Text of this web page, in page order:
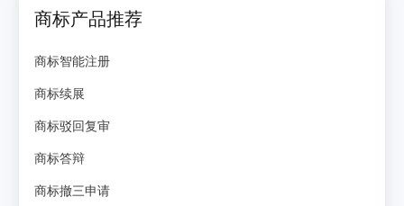
商标产品推荐
商标智能注册
商标续展
商标驳回复审
商标答辩
商标撤三申请